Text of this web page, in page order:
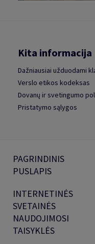
Kita informacija
Dažniausiai užduodami
Verslo etikos kodeksas
Dovanų ir svetingumo
Pristatymo sąlygos
PAGRINDINIS
PUSLAPIS
INTERNETINĖS
SVETAINĖS
NAUDOJIMOSI
TAISYKLĖS